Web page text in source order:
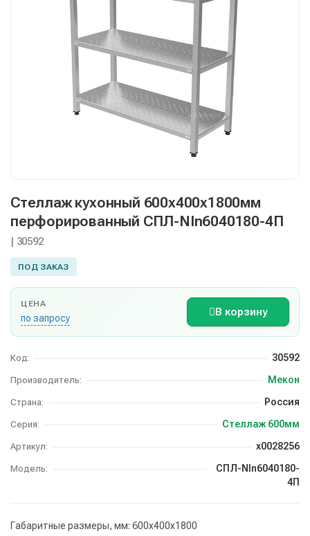
Стеллаж кухонный 600х400х1800мм
перфорированный СПЛ-NIn6040180-4П
| 30592
ПОД ЗАКАЗ
ЦЕНА
по запросу
В корзину
Код: 30592
Производитель: Мекон
Страна: Россия
Серия: Стеллаж 600мм
Артикул: х0028256
Модель:
СПЛ-NIn6040180-
4П
Габаритные размеры, мм: 600х400х1800